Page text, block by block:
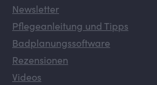
Newsletter
Pflegeanleitung und Tipps
Badplanungssoftware
Rezensionen
Videos